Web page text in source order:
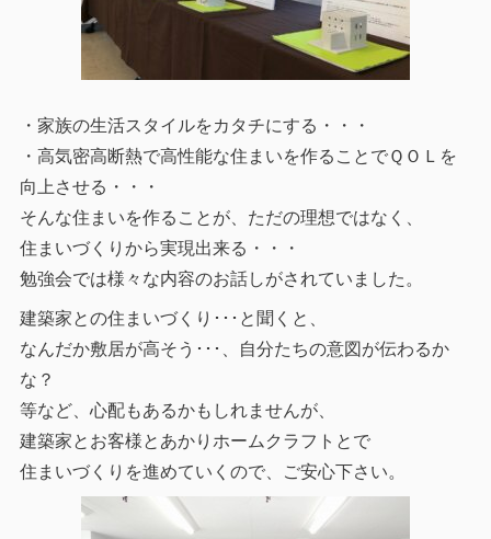
・家族の生活スタイルをカタチにする・・・
・高気密高断熱で高性能な住まいを作ることでＱＯＬを
向上させる・・・
そんな住まいを作ることが、ただの理想ではなく、
住まいづくりから実現出来る・・・
勉強会では様々な内容のお話しがされていました。
建築家との住まいづくり･･･と聞くと、
なんだか敷居が高そう･･･、自分たちの意図が伝わるか
な？
等など、心配もあるかもしれませんが、
建築家とお客様とあかりホームクラフトとで
住まいづくりを進めていくので、ご安心下さい。